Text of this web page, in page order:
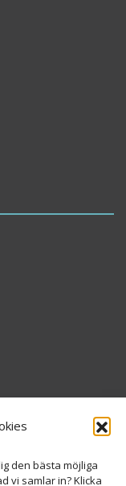
den bästa möjliga
vi samlar in? Klicka
äldre- och